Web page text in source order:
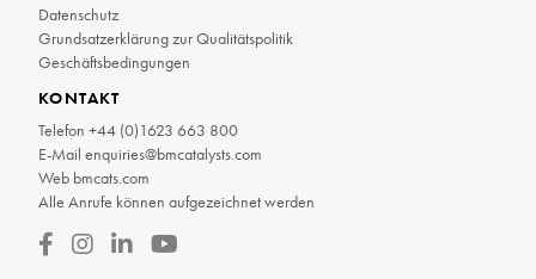
Datenschutz
Grundsatzerklärung zur Qualitätspolitik
Geschäftsbedingungen
KONTAKT
Telefon +44 (0)1623 663 800
E-Mail enquiries@bmcatalysts.com
Web bmcats.com
Alle Anrufe können aufgezeichnet werden